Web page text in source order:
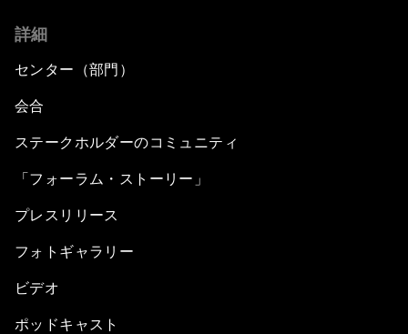
詳細
センター（部門）
会合
ステークホルダーのコミュニティ
「フォーラム・ストーリー」
プレスリリース
フォトギャラリー
ビデオ
ポッドキャスト